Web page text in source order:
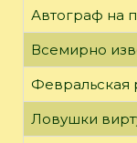
Автограф на
Всемирно
Февральская
Ловушки